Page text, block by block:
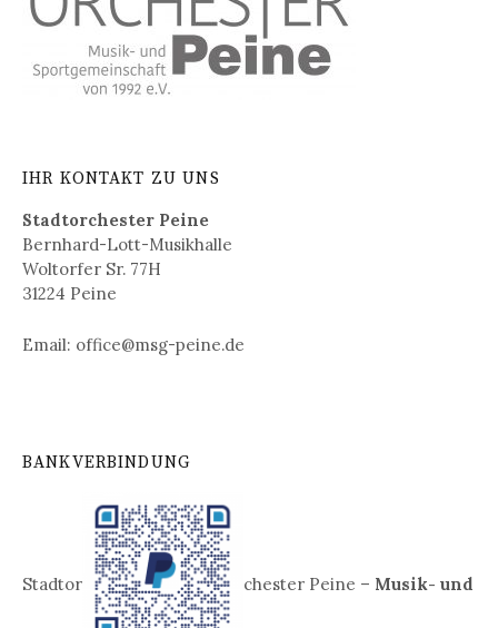
IHR KONTAKT ZU UNS
Stadtorchester Peine
Bernhard-Lott-Musikhalle
Woltorfer Sr. 77H
31224 Peine
Email: office@msg-peine.de
BANKVERBINDUNG
Stadtor chester Peine – Musik- und